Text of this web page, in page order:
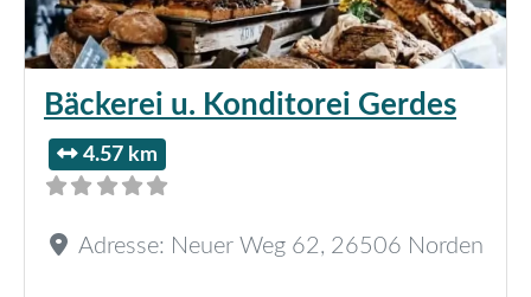
Bäckerei u. Konditorei Gerdes
4.57 km
Adresse: Neuer Weg 62, 26506 Norden